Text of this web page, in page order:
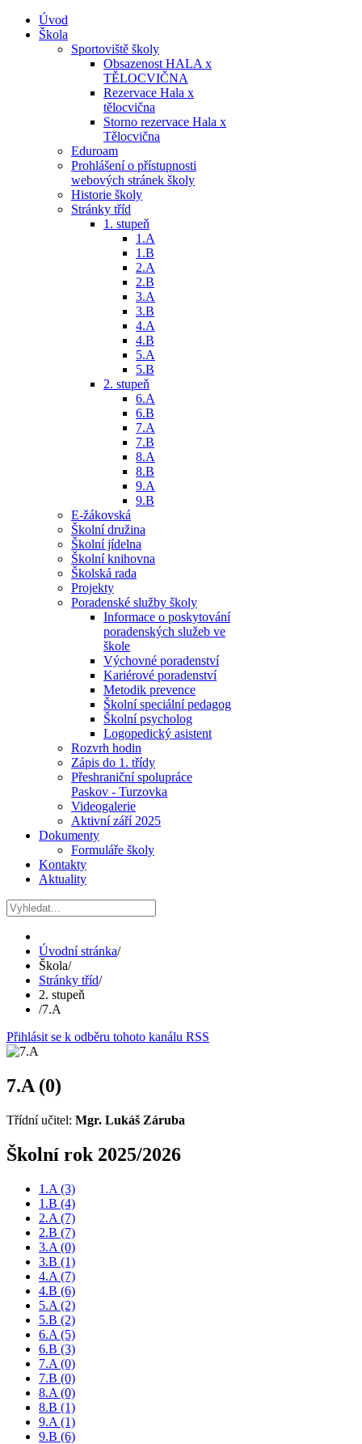
Úvod
Škola
Sportoviště školy
Obsazenost HALA x
TĚLOCVIČNA
Rezervace Hala x
tělocvična
Storno rezervace Hala x
Tělocvična
Eduroam
Prohlášení o přístupnosti
webových stránek školy
Historie školy
Stránky tříd
1. stupeň
1.A
1.B
2.A
2.B
3.A
3.B
4.A
4.B
5.A
5.B
2. stupeň
6.A
6.B
7.A
7.B
8.A
8.B
9.A
9.B
E-žákovská
Školní družina
Školní jídelna
Školní knihovna
Školská rada
Projekty
Poradenské služby školy
Informace o poskytování
poradenských služeb ve
škole
Výchovné poradenství
Kariérové poradenství
Metodik prevence
Školní speciální pedagog
Školní psycholog
Logopedický asistent
Rozvrh hodin
Zápis do 1. třídy
Přeshraniční spolupráce
Paskov - Turzovka
Videogalerie
Aktivní září 2025
Dokumenty
Formuláře školy
Kontakty
Aktuality
Úvodní stránka/
Škola/
Stránky tříd/
2. stupeň
/7.A
Přihlásit se k odběru tohoto kanálu RSS
7.A (0)
Třídní učitel: Mgr. Lukáš Záruba
Školní rok 2025/2026
1.A (3)
1.B (4)
2.A (7)
2.B (7)
3.A (0)
3.B (1)
4.A (7)
4.B (6)
5.A (2)
5.B (2)
6.A (5)
6.B (3)
7.A (0)
7.B (0)
8.A (0)
8.B (1)
9.A (1)
9.B (6)